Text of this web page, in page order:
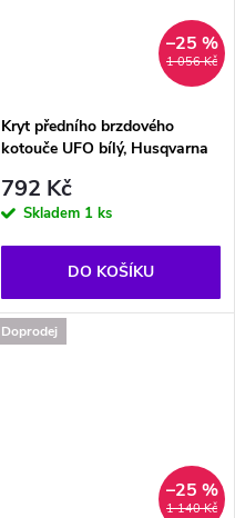
1 056 Kč
–25 %
Kryt předního brzdového
kotouče UFO bílý, Husqvarna
792 Kč
Skladem 1 ks
DO KOŠÍKU
Doprodej
1 140 Kč
–25 %